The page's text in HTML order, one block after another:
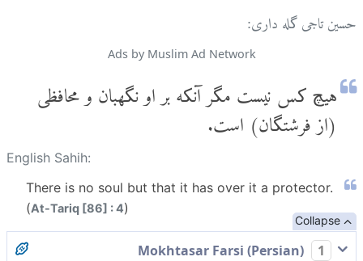
حسین تاجی گله داری:
Ads by Muslim Ad Network
هیچ کس نیست مگر آنکه بر او نگهبان و محافظی
(از فرشتگان) است.
English Sahih:
There is no soul but that it has over it a protector.
(At-Tariq [86] : 4)
Collapse
1